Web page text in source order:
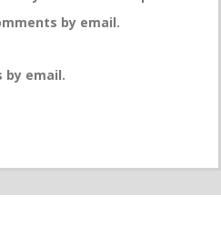
by email.
by email.